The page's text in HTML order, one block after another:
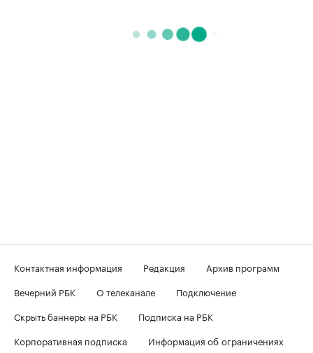
Контактная информация Редакция
Архив программ
Вечерний РБК
О телеканале
Подключение
Скрыть баннеры на РБК
Подписка на РБК
Корпоративная подписка
Информация об ограничениях